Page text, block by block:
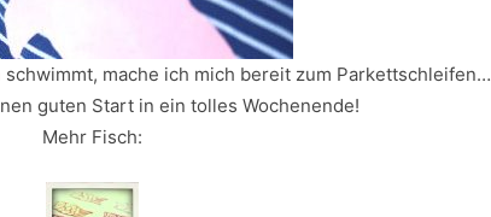
schwimmt, mache ich mich bereit zum Parkettschleifen…
guten Start in ein tolles Wochenende!
Mehr Fisch: